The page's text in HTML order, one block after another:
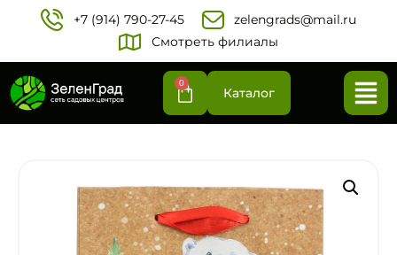
+7 (914) 790-27-45‬
zelengrads@mail.ru
Смотреть филиалы
0
Каталог